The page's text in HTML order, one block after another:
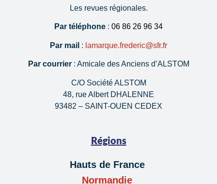
Les revues régionales.
Par téléphone : 06 86 26 96 34
Par mail : lamarque.frederic@sfr.fr
Par courrier: Amicale des Anciens d’ALSTOM
C/O Société ALSTOM
48, rue Albert DHALENNE
93482 – SAINT-OUEN CEDEX
Régions
Hauts de France
Normandie